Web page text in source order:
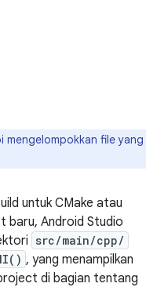
mengelompokkan file yang
untuk CMake atau
baru, Android Studio
src/main/cpp/
, yang menampilkan
di bagian tentang